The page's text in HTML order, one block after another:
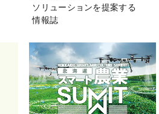
ソリューションを提案する
情報誌